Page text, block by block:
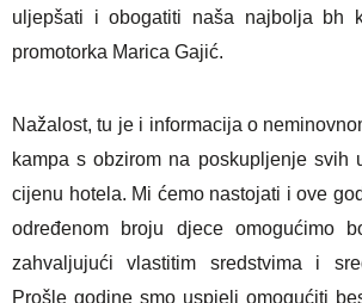
uljepšati i obogatiti naša najbolja bh
promotorka Marica Gajić.
Nažalost, tu je i informacija o
kampa s obzirom na poskupljenje svih
cijenu hotela. Mi ćemo nastojati i ove
određenom broju djece omogućimo
zahvaljujući vlastitim sredstvima i
Prošle godine smo uspjeli omogućiti